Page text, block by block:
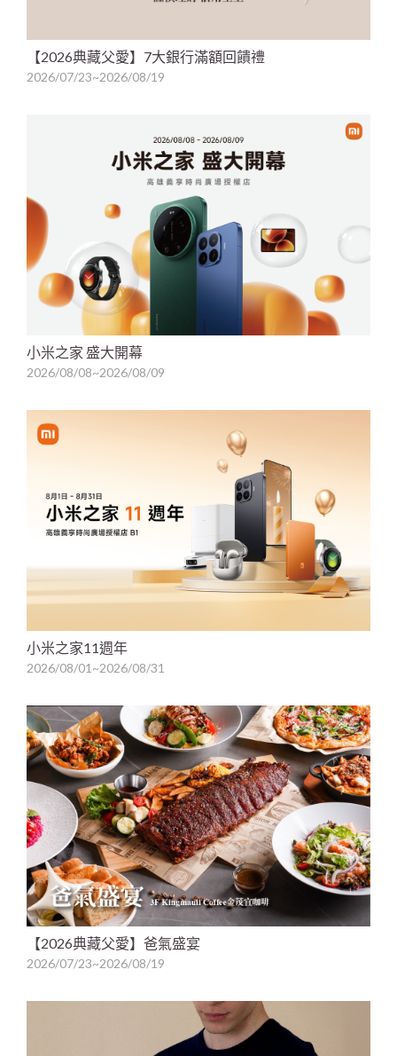
【2026典藏父愛】7大銀行滿額回饋禮
2026/07/23~2026/08/19
小米之家 盛大開幕
2026/08/08~2026/08/09
小米之家11週年
2026/08/01~2026/08/31
【2026典藏父愛】爸氣盛宴
2026/07/23~2026/08/19